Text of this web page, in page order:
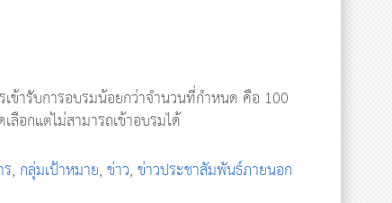
ข้ารับการอบรมน้อยกว่าจำนวนที่กำหนด คือ 100
อกแต่ไม่สามารถเข้าอบรมได้
, กลุ่มเป้าหมาย,ข่าว,ข่าวประชาสัมพันธ์ภายนอก